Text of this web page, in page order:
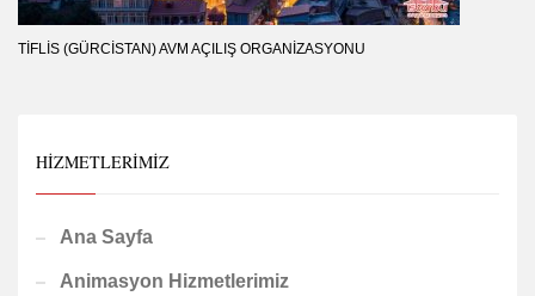
TIFLIS (GÜRCISTAN) AVM AÇILIŞ ORGANIZASYONU
HIZMETLERIMIZ
Ana Sayfa
Animasyon Hizmetlerimiz